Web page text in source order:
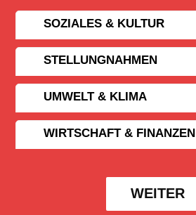
SOZIALES & KULTUR
STELLUNGNAHMEN
UMWELT & KLIMA
WIRTSCHAFT & FINANZEN
WEITER